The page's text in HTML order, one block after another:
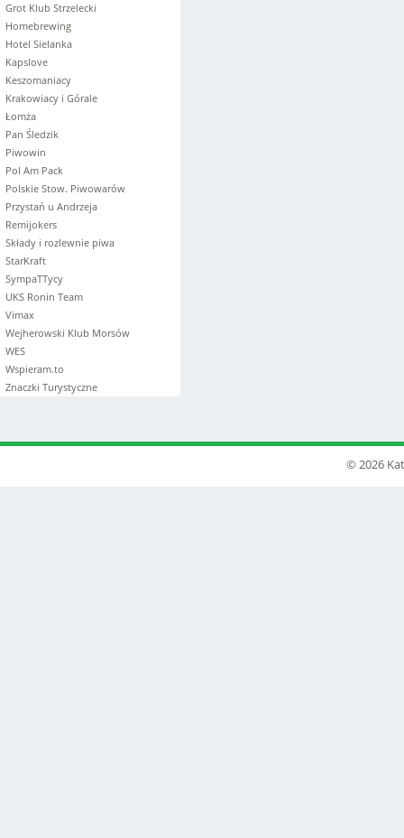
Grot Klub Strzelecki
Homebrewing
Hotel Sielanka
Kapslove
Keszomaniacy
Krakowiacy i Górale
Łomża
Pan Śledzik
Piwowin
Pol Am Pack
Polskie Stow. Piwowarów
Przystań u Andrzeja
Remijokers
Składy i rozlewnie piwa
StarKraft
SympaTTycy
UKS Ronin Team
Vimax
Wejherowski Klub Morsów
WES
Wspieram.to
Znaczki Turystyczne
© 2026